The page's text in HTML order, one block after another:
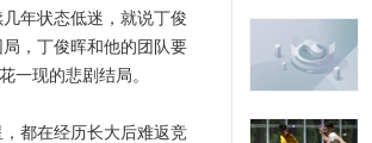
年状态低迷，就说丁俊
，丁俊晖和他的团队要
一现的悲剧结局。
都在经历长大后难返竞